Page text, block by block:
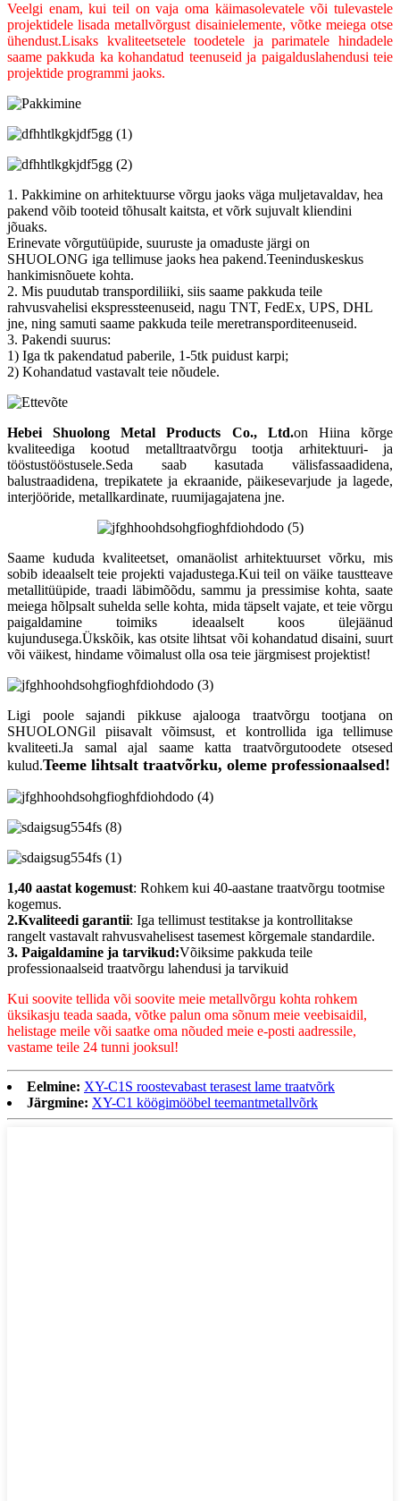
Veelgi enam, kui teil on vaja oma käimasolevatele või tulevastele
projektidele lisada metallvõrgust disainielemente, võtke meiega otse
ühendust.Lisaks kvaliteetsetele toodetele ja parimatele hindadele
saame pakkuda ka kohandatud teenuseid ja paigalduslahendusi teie
projektide programmi jaoks.
1. Pakkimine on arhitektuurse võrgu jaoks väga muljetavaldav, hea
pakend võib tooteid tõhusalt kaitsta, et võrk sujuvalt kliendini
jõuaks.
Erinevate võrgutüüpide, suuruste ja omaduste järgi on
SHUOLONG iga tellimuse jaoks hea pakend.Teeninduskeskus
hankimisnõuete kohta.
2. Mis puudutab transpordiliiki, siis saame pakkuda teile
rahvusvahelisi ekspressteenuseid, nagu TNT, FedEx, UPS, DHL
jne, ning samuti saame pakkuda teile meretransporditeenuseid.
3. Pakendi suurus:
1) Iga tk pakendatud paberile, 1-5tk puidust karpi;
2) Kohandatud vastavalt teie nõudele.
Hebei Shuolong Metal Products Co., Ltd.on Hiina kõrge
kvaliteediga kootud metalltraatvõrgu tootja arhitektuuri- ja
tööstustööstusele.Seda saab kasutada välisfassaadidena,
balustraadidena, trepikatete ja ekraanide, päikesevarjude ja lagede,
interjööride, metallkardinate, ruumijagajatena jne.
Saame kududa kvaliteetset, omanäolist arhitektuurset võrku, mis
sobib ideaalselt teie projekti vajadustega.Kui teil on väike taustteave
metallitüüpide, traadi läbimõõdu, sammu ja pressimise kohta, saate
meiega hõlpsalt suhelda selle kohta, mida täpselt vajate, et teie võrgu
paigaldamine toimiks ideaalselt koos ülejäänud
kujundusega.Ükskõik, kas otsite lihtsat või kohandatud disaini, suurt
või väikest, hindame võimalust olla osa teie järgmisest projektist!
Ligi poole sajandi pikkuse ajalooga traatvõrgu tootjana on
SHUOLONGil piisavalt võimsust, et kontrollida iga tellimuse
kvaliteeti.Ja samal ajal saame katta traatvõrgutoodete otsesed
kulud.Teeme lihtsalt traatvõrku, oleme professionaalsed!
1,40 aastat kogemust: Rohkem kui 40-aastane traatvõrgu tootmise
kogemus.
2.Kvaliteedi garantii: Iga tellimust testitakse ja kontrollitakse
rangelt vastavalt rahvusvahelisest tasemest kõrgemale standardile.
3. Paigaldamine ja tarvikud:Võiksime pakkuda teile
professionaalseid traatvõrgu lahendusi ja tarvikuid
Kui soovite tellida või soovite meie metallvõrgu kohta rohkem
üksikasju teada saada, võtke palun oma sõnum meie veebisaidil,
helistage meile või saatke oma nõuded meie e-posti aadressile,
vastame teile 24 tunni jooksul!
Eelmine: XY-C1S roostevabast terasest lame traatvõrk
Järgmine: XY-C1 köögimööbel teemantmetallvõrk